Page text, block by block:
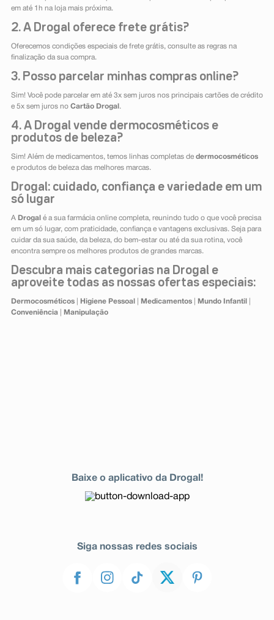
em até 1h na loja mais próxima.
2. A Drogal oferece frete grátis?
Oferecemos condições especiais de frete grátis, consulte as regras na
finalização da sua compra.
3. Posso parcelar minhas compras online?
Sim! Você pode parcelar em até 3x sem juros nos principais cartões de crédito
e 5x sem juros no Cartão Drogal .
4. A Drogal vende dermocosméticos e
produtos de beleza?
Sim! Além de medicamentos, temos linhas completas de dermocosméticos
e produtos de beleza das melhores marcas.
Drogal: cuidado, confiança e variedade em um
só lugar
A Drogal é a sua farmácia online completa, reunindo tudo o que você precisa
em um só lugar, com praticidade, confiança e vantagens exclusivas. Seja para
cuidar da sua saúde, da beleza, do bem-estar ou até da sua rotina, você
encontra sempre os melhores produtos de grandes marcas.
Descubra mais categorias na Drogal e
aproveite todas as nossas ofertas especiais:
Dermocosméticos| Higiene Pessoal Medicamentos| Mundo Infantil
Conveniência| Manipulação
Baixe o aplicativo da Drogal!
Siga nossas redes sociais